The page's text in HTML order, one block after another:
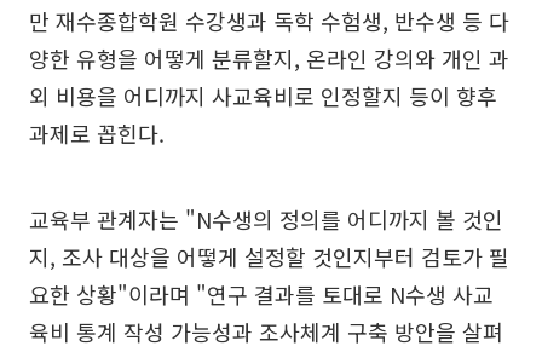
만 재수종합학원 수강생과 독학 수험생, 반수생 등 다
양한 유형을 어떻게 분류할지, 온라인 강의와 개인 과
외 비용을 어디까지 사교육비로 인정할지 등이 향후
과제로 꼽힌다.
교육부 관계자는 "N수생의 정의를 어디까지 볼 것인
지, 조사 대상을 어떻게 설정할 것인지부터 검토가 필
요한 상황"이라며 "연구 결과를 토대로 N수생 사교
육비 통계 작성 가능성과 조사체계 구축 방안을 살펴